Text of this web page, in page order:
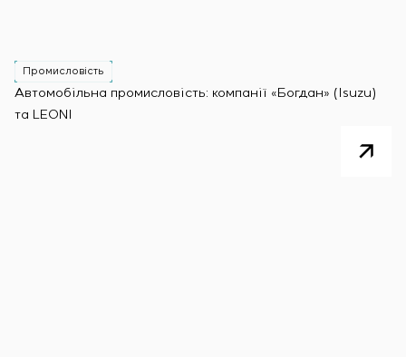
Промисловість
Автомобільна промисловість: компанії «Богдан» (Isuzu)
та LEONI